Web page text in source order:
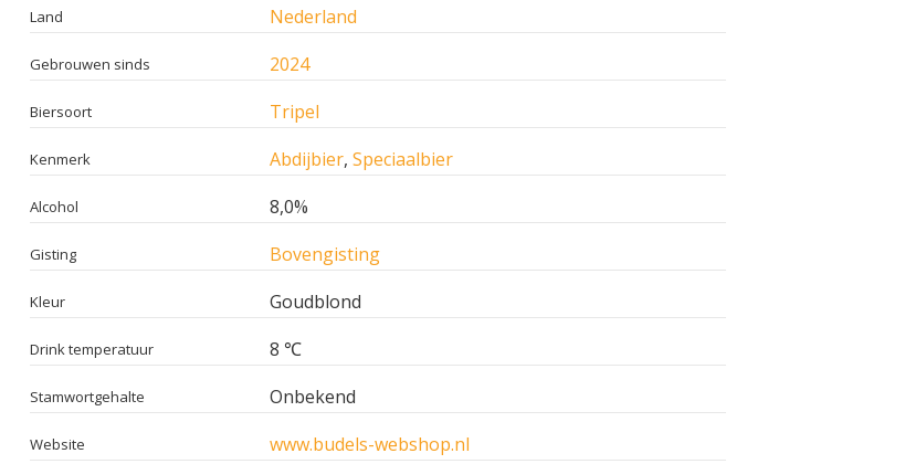
Land Nederland
Gebrouwen sinds 2024
Biersoort Tripel
Kenmerk Abdijbier, Speciaalbier
Alcohol 8,0%
Gisting Bovengisting
Kleur Goudblond
Drink temperatuur 8 ℃
Stamwortgehalte Onbekend
Website www.budels-webshop.nl